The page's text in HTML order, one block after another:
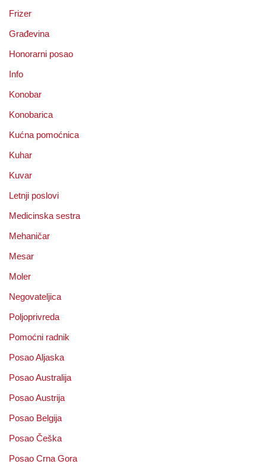
Frizer
Građevina
Honorarni posao
Info
Konobar
Konobarica
Kućna pomoćnica
Kuhar
Kuvar
Letnji poslovi
Medicinska sestra
Mehaničar
Mesar
Moler
Negovateljica
Poljoprivreda
Pomoćni radnik
Posao Aljaska
Posao Australija
Posao Austrija
Posao Belgija
Posao Češka
Posao Crna Gora